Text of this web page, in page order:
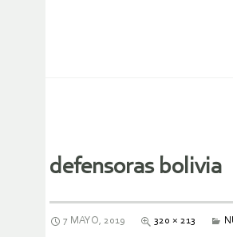
defensoras bolivia
7 MAYO, 2019 320 × 213